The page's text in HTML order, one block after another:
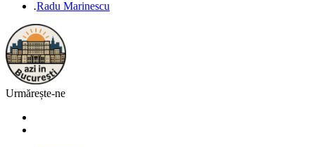
.Radu Marinescu
Urmărește-ne